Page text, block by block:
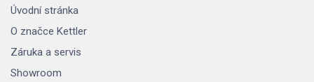
Úvodní stránka
O značce Kettler
Záruka a servis
Showroom